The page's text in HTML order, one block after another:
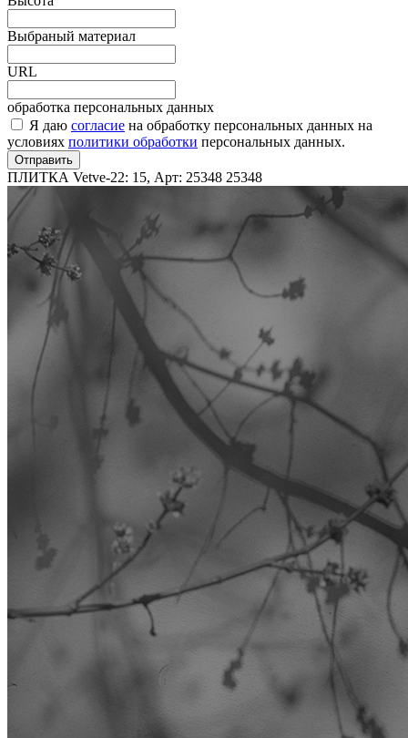
Выбраный материал
URL
обработка персональных данных
Я даю согласие на обработку персональных данных на
условиях политики обработки персональных данных.
Отправить
ПЛИТКА Vetve-22: 15, Арт: 25348 25348